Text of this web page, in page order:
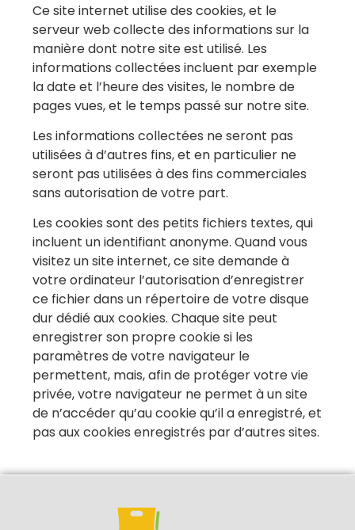
Ce site internet utilise des cookies, et le
serveur web collecte des informations sur la
manière dont notre site est utilisé. Les
informations collectées incluent par exemple
la date et l’heure des visites, le nombre de
pages vues, et le temps passé sur notre site.
Les informations collectées ne seront pas
utilisées à d’autres fins, et en particulier ne
seront pas utilisées à des fins commerciales
sans autorisation de votre part.
Les cookies sont des petits fichiers textes, qui
incluent un identifiant anonyme. Quand vous
visitez un site internet, ce site demande à
votre ordinateur l’autorisation d’enregistrer
ce fichier dans un répertoire de votre disque
dur dédié aux cookies. Chaque site peut
enregistrer son propre cookie si les
paramètres de votre navigateur le
permettent, mais, afin de protéger votre vie
privée, votre navigateur ne permet à un site
de n’accéder qu’au cookie qu’il a enregistré, et
pas aux cookies enregistrés par d’autres sites.